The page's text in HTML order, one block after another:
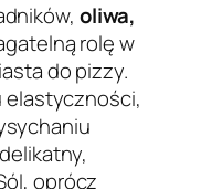
oliwa,
rolę w
do pizzy.
elastyczności,
oprócz